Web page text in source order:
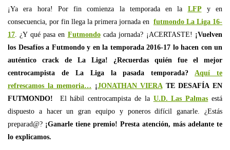
¡Ya era hora! Por fin comienza la temporada en la LFP y en
consecuencia, por fin llega la primera jornada en futmondo La Liga 16-
17. ¿Y qué pasa en Futmondocada jornada? ¡ACERTASTE! ¡Vuelven
los Desafíos a Futmondo y en la temporada 2016-17 lo hacen con un
auténtico crack de La Liga! ¿Recuerdas quién fue el mejor
centrocampista de La Liga la pasada temporada?Aquí te
refrescamos la memoria… ¡JONATHAN VIERATE DESAFÍA EN
FUTMONDO! El hábil centrocampista de la U.D. Las Palmas está
dispuesto a hacer un gran equipo y poneros difícil ganarle. ¿Estás
preparad@? ¡Ganarle tiene premio! Presta atención, más adelante te
lo explicamos.